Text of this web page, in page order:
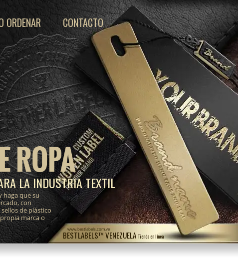
BESTLABELS™ VENEZUELA Tienda en línea
www.bestlabels.com.ve
ROPA
LA INDUSTRIA TEXTIL
haga que su
con
de plástico
marca o
ORDENAR CONTACTO